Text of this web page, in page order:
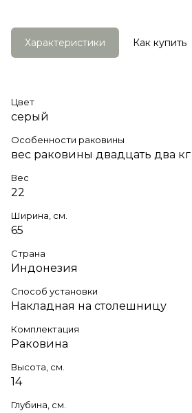
Характеристики Как купить
Цвет
серый
Особенности раковины
вес раковины двадцать два кг
Вес
22
Ширина, см.
65
Страна
Индонезия
Способ установки
Накладная на столешницу
Комплектация
Раковина
Высота, см.
14
Глубина, см.